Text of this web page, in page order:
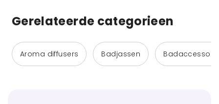
Gerelateerde categorieen
Aroma diffusers Badjassen